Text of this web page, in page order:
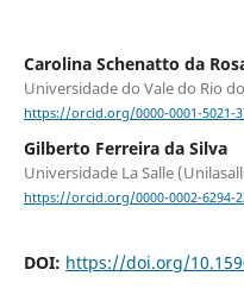
Carolina Schenatto da
Universidade do Vale do Rio
https://orcid.org/0000-0001-5021-
Gilberto Ferreira da Silva
Universidade La Salle
https://orcid.org/0000-0002-6294-
DOI: https://doi.org/